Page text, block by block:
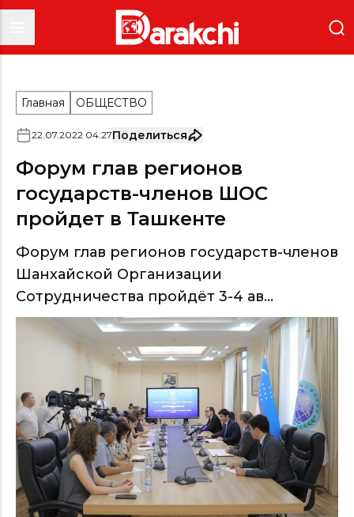
Главная ОБЩЕСТВО
22.07.2022 04:27Поделиться
Форум глав регионов
государств-членов ШОС
пройдет в Ташкенте
Форум глав регионов государств-членов
Шанхайской Организации
Сотрудничества пройдёт 3-4 ав...